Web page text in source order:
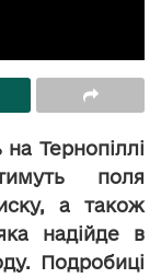
Тернопіллі
поля
а також
надійде в
Подробиці